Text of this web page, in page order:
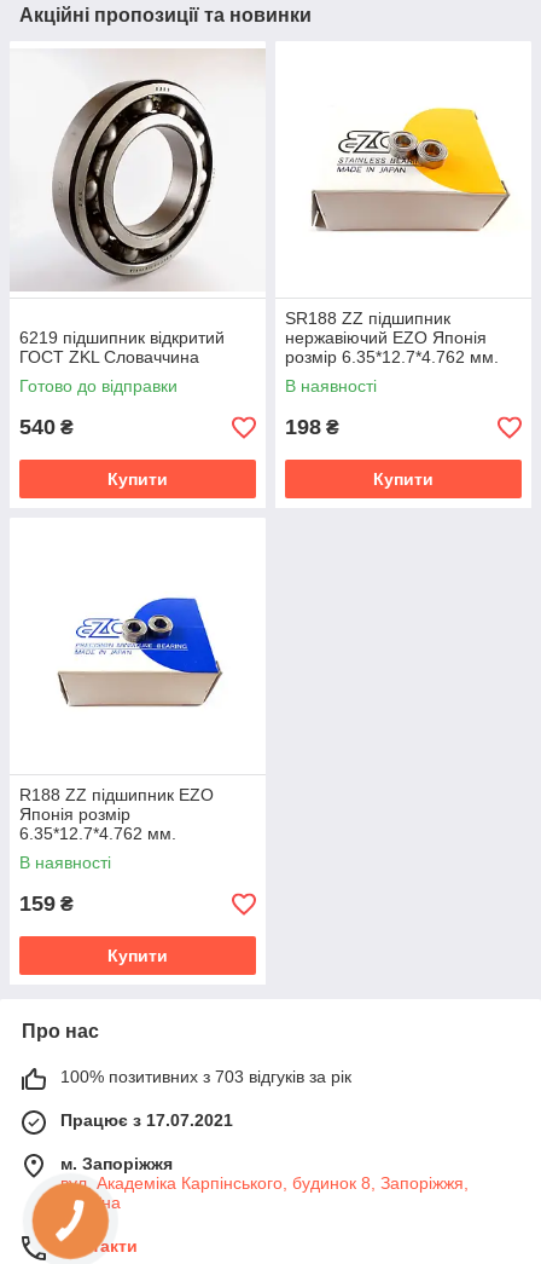
Акційні пропозиції та новинки
6219 підшипник відкритий
ГОСТ ZKL Словаччина
Готово до відправки
540 ₴
Купити
SR188 ZZ підшипник
нержавіючий EZO Японія
розмір 6.35*12.7*4.762 мм.
В наявності
198 ₴
Купити
R188 ZZ підшипник EZO
Японія розмір
6.35*12.7*4.762 мм.
В наявності
159 ₴
Купити
Про нас
100% позитивних з 703 відгуків за рік
Працює з 17.07.2021
м. Запоріжжя
вул. Академіка Карпінського, будинок 8, Запоріжжя,
Україна
Контакти